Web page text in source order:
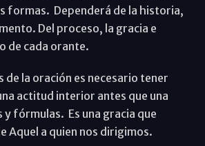
formas. Dependerá de la historia,
Del proceso, la gracia e
de cada orante.
de la oración es necesario tener
actitud interior antes que una
y fórmulas. Es una gracia que
Aquel a quien nos dirigimos.